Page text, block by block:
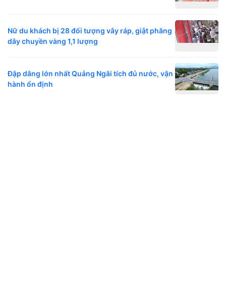
Nữ du khách bị 28 đối tượng vây ráp, giật phăng
dây chuyền vàng 1,1 lượng
Đập dâng lớn nhất Quảng Ngãi tích đủ nước, vận
hành ổn định